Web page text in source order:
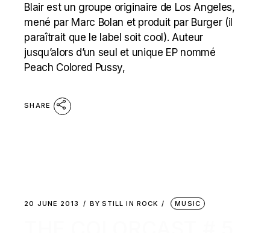
Blair est un groupe originaire de Los Angeles,
mené par Marc Bolan et produit par Burger (il
paraîtrait que le label soit cool). Auteur
jusqu’alors d’un seul et unique EP nommé
Peach Colored Pussy,
SHARE
20 JUNE 2013 BY STILL IN ROCK MUSIC